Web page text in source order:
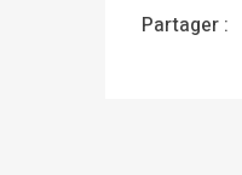
Partager :